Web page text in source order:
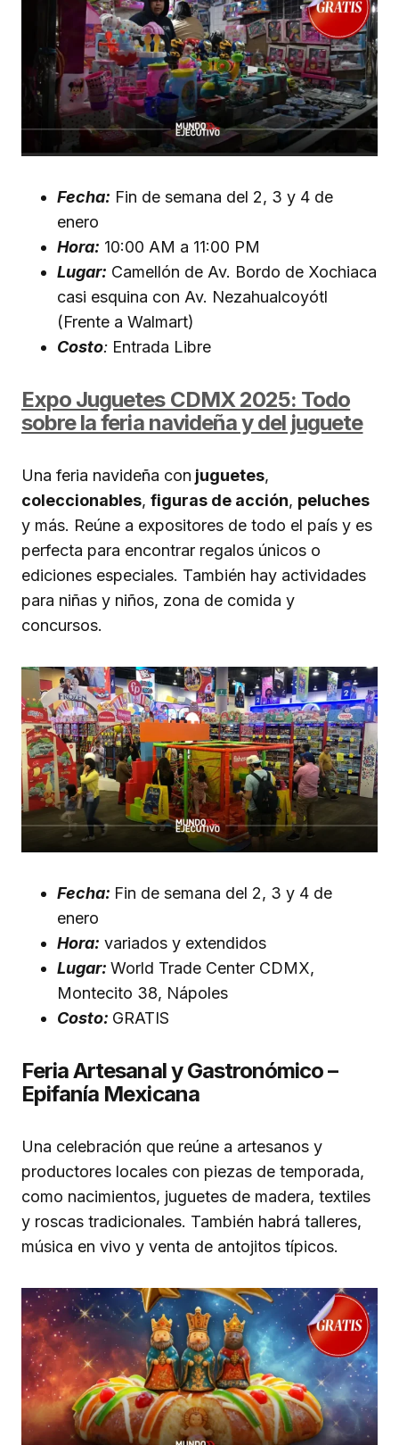
Fecha: Fin de semana del 2, 3 y 4 de
enero
Hora: 10:00 AM a 11:00 PM
Lugar: Camellón de Av. Bordo de Xochiaca
casi esquina con Av. Nezahualcoyótl
(Frente a Walmart)
Costo: Entrada Libre
Expo Juguetes CDMX 2025: Todo
sobre la feria navideña y del juguete
Una feria navideña con juguetes,
coleccionables, figuras de acción, peluches
y más. Reúne a expositores de todo el país y es
perfecta para encontrar regalos únicos o
ediciones especiales. También hay actividades
para niñas y niños, zona de comida y
concursos.
Fecha: Fin de semana del 2, 3 y 4 de
enero
Hora: variados y extendidos
Lugar: World Trade Center CDMX,
Montecito 38, Nápoles
Costo: GRATIS
Feria Artesanal y Gastronómico –
Epifanía Mexicana
Una celebración que reúne a artesanos y
productores locales con piezas de temporada,
como nacimientos, juguetes de madera, textiles
y roscas tradicionales. También habrá talleres,
música en vivo y venta de antojitos típicos.